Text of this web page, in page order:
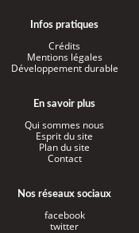
Infos pratiques
Crédits
Mentions légales
Développement durable
En savoir plus
Qui sommes nous
Esprit du site
Plan du site
Contact
Nos réseaux sociaux
facebook
twitter